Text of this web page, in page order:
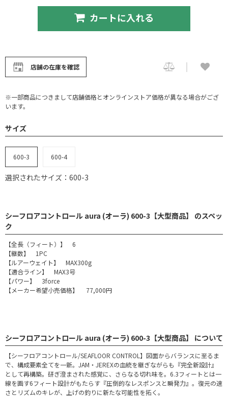
カートに入れる
店舗の在庫を確認
※一部商品につきまして店舗価格とオンラインストア価格が異なる場合がござ
います。
サイズ
600-3 600-4
選択されたサイズ：600-3
シーフロアコントロール aura (オーラ) 600-3【大型商品】 のスペッ
ク
【全長（フィート）】 6
【継数】 1PC
【ルアーウェイト】 MAX300g
【適合ライン】 MAX3号
【パワー】 3force
【メーカー希望小売価格】 77,000円
シーフロアコントロール aura (オーラ) 600-3【大型商品】 について
【シーフロアコントロール/SEAFLOOR CONTROL】図面からバランスに至るま
で、構成要素全てを一新。JAM・JEREXの血統を継ぎながらも『完全新設計』
として再構築。研ぎ澄まされた感覚に、さらなる切れ味を。6.3フィートとは一
線を画す6フィート設計がもたらす『圧倒的なレスポンスと瞬発力』。復元の速
さとリズムのキレが、上げの釣りに新たな可能性を拓く。